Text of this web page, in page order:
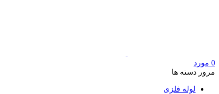
0 مورد
مرور دسته ها
لوله فلزی